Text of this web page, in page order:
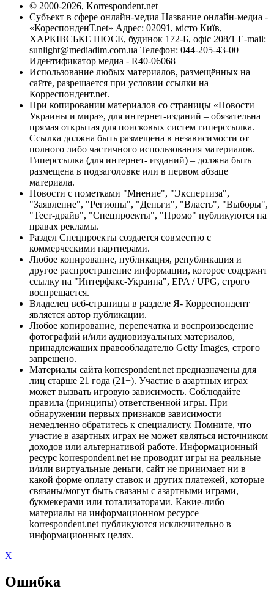
© 2000-2026, Korrespondent.net
Субъект в сфере онлайн-медиа Название онлайн-медиа -
«КореспонденТ.net» Адрес: 02091, місто Київ,
ХАРКІВСЬКЕ ШОСЕ, будинок 172-Б, офіс 208/1 E-mail:
sunlight@mediadim.com.ua Телефон: 044-205-43-00
Идентификатор медиа - R40-06068
Использование любых материалов, размещённых на
сайте, разрешается при условии ссылки на
Корреспондент.net.
При копировании материалов со страницы «Новости
Украины и мира», для интернет-изданий – обязательна
прямая открытая для поисковых систем гиперссылка.
Ссылка должна быть размещена в независимости от
полного либо частичного использования материалов.
Гиперссылка (для интернет- изданий) – должна быть
размещена в подзаголовке или в первом абзаце
материала.
Новости с пометками "Мнение", "Экспертиза",
"Заявление", "Регионы", "Деньги", "Власть", "Выборы",
"Тест-драйв", "Спецпроекты", "Промо" публикуются на
правах рекламы.
Раздел Спецпроекты создается совместно с
коммерческими партнерами.
Любое копирование, публикация, републикация и
другое распространение информации, которое содержит
ссылку на "Интерфакс-Украина", EPA / UPG, строго
воспрещается.
Владелец веб-страницы в разделе Я- Корреспондент
является автор публикации.
Любое копирование, перепечатка и воспроизведение
фотографий и/или аудиовизуальных материалов,
принадлежащих правообладателю Getty Images, строго
запрещено.
Материалы сайта korrespondent.net предназначены для
лиц старше 21 года (21+). Участие в азартных играх
может вызвать игровую зависимость. Соблюдайте
правила (принципы) ответственной игры. При
обнаружении первых признаков зависимости
немедленно обратитесь к специалисту. Помните, что
участие в азартных играх не может являться источником
доходов или альтернативой работе. Информационный
ресурс korrespondent.net не проводит игры на реальные
и/или виртуальные деньги, сайт не принимает ни в
какой форме оплату ставок и других платежей, которые
связаны/могут быть связаны с азартными играми,
букмекерами или тотализаторами. Какие-либо
материалы на информационном ресурсе
korrespondent.net публикуются исключительно в
информационных целях.
X
Ошибка